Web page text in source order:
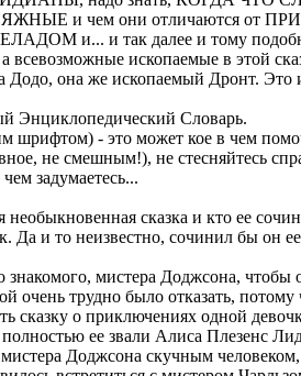
и чем они отличаются от
и... и так далее и тому
ископаемые в этой
она же ископаемый Дронт. Это
Энциклопедический Словарь.
шрифтом) - это может кое в чем
не смешным!), не стесняйтесь
задумаетесь...
сказка и кто ее
и то неизвестно, сочинил бы он
мистера Доджсона, чтобы
очень трудно было отказать,
сказку о приключениях одной
ее звали Алиса Плезенс
Доджсона скучным